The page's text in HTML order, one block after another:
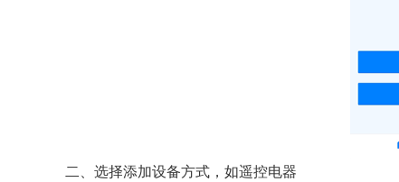
二、选择添加设备方式，如遥控电器